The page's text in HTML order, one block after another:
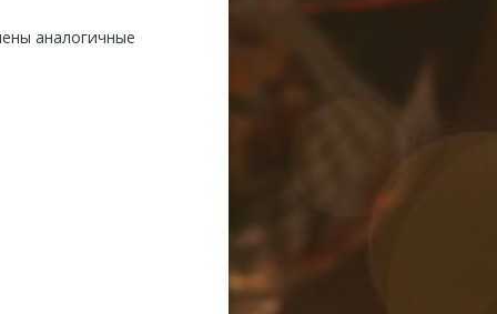
аналогичные